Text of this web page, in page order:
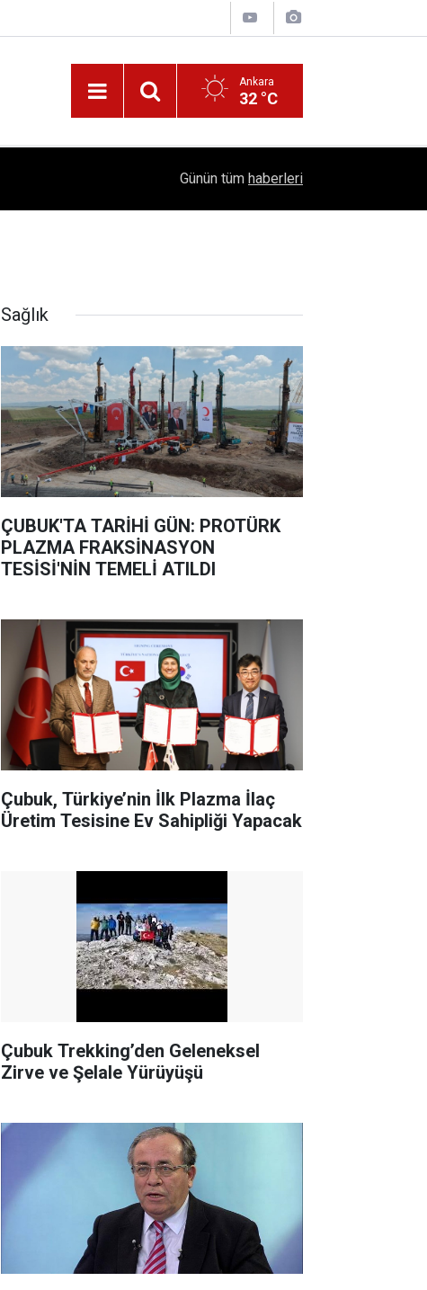
Ankara
32 °C
1504 Kep, Tek Bir Hedef: Bilim Kenti Çubuk
Günün tüm haberleri
Sağlık
ÇUBUK'TA TARİHİ GÜN: PROTÜRK
PLAZMA FRAKSİNASYON
TESİSİ'NİN TEMELİ ATILDI
Çubuk, Türkiye’nin İlk Plazma İlaç
Üretim Tesisine Ev Sahipliği Yapacak
Çubuk Trekking’den Geleneksel
Zirve ve Şelale Yürüyüşü